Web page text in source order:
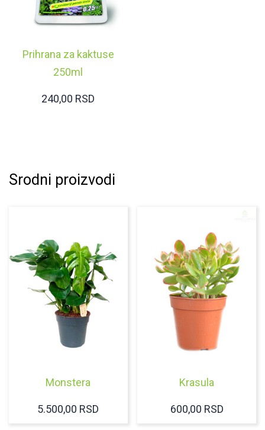
Prihrana za kaktuse
250ml
240,00 RSD
Srodni proizvodi
Monstera
5.500,00 RSD
Krasula
600,00 RSD